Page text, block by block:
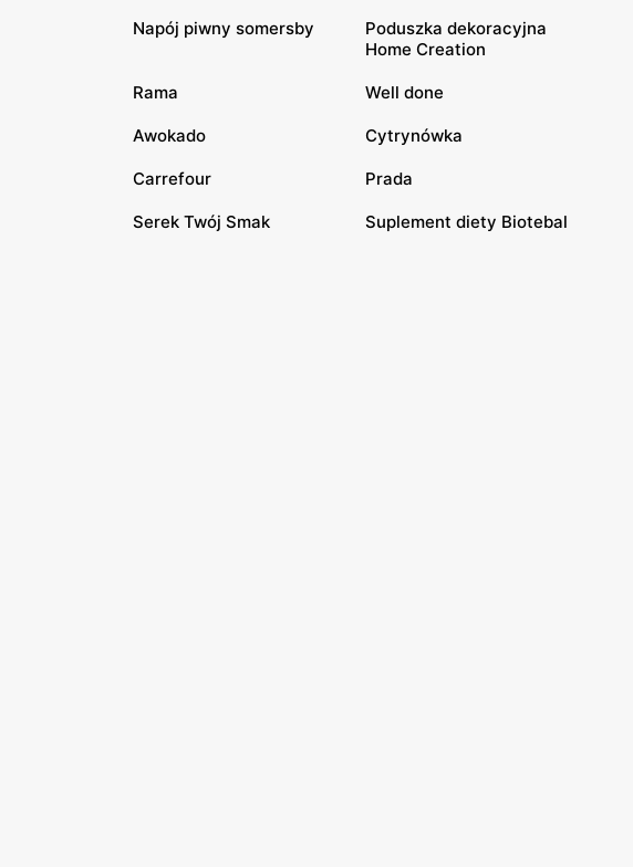
Napój piwny somersby
Poduszka dekoracyjna
Home Creation
Rama Well done
Awokado Cytrynówka
Carrefour Prada
Serek Twój Smak Suplement diety Biotebal